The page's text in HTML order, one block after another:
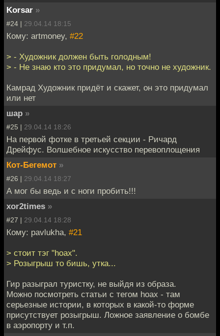
Korsar »
#24 | 29.04.14 18:15
Кому: artmoney, #22
> - Художник должен быть голодным!
> - Не знаю кто это придумал, но точно не художник.
Камрад Художник придёт и скажет, он это придумал
или нет
шар »
#25 | 29.04.14 18:26
На первой фотке в третьей секции - Ричард
Дрейфус. Волшебное искусство перевоплощения
Кот-Бегемот »
#26 | 29.04.14 18:27
А мог бы ведь и с ноги пробить!!!
xor2times »
#27 | 29.04.14 18:28
Кому: pavlukha, #21
> стоит тэг "hoax".
> Розыгрыш то бишь, утка...
Гир разыграл туристку, не выйдя из образа.
Можно посмотреть статьи с тегом hoax - там
серьезные истории, в которых в какой-то форме
присутствует розыгрыш. Ложное заявление о бомбе
в аэропорту и т.п.